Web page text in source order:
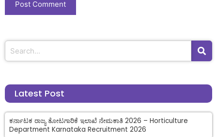
Latest Post
ಕರ್ನಾಟಕ ರಾಜ್ಯ ತೋಟಗಾರಿಕೆ ಇಲಾಖೆ ನೇಮಕಾತಿ 2026 – Horticulture
Department Karnataka Recruitment 2026